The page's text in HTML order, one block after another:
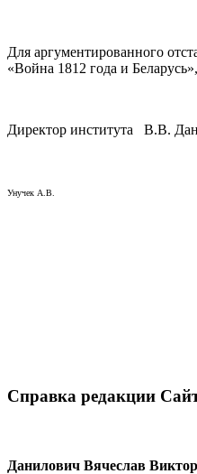
Для аргументированного
«Война 1812 года и
Директор института В.В.
Унучек А.В.
Справка редакции
Данилович Вячеслав